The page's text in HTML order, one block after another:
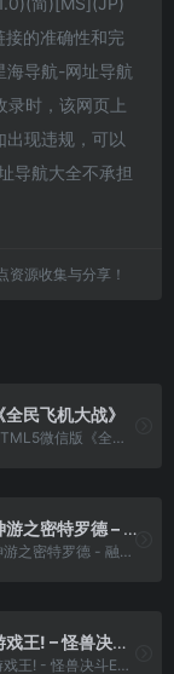
的准确性和完
海导航-网址导航
时，该网页上
现违规，可以
导航大全不承担
源收集与分享！
《全民飞机大战》
HTML5微信版《全民飞机大战》
神游之密特罗德 – 融合[神游](简)(JP)(64Mb)
神游之密特罗德 - 融合[神游](简)(JP)(64Mb)
游戏王! – 怪兽决斗EX 3[Knightsan](简)(JP)(128Mb)
游戏王! - 怪兽决斗EX 3[Knightsan](简)(JP)(128Mb)